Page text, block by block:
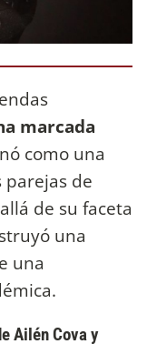
marcada
como una
de
de su faceta
una
una
Ailén Cova y